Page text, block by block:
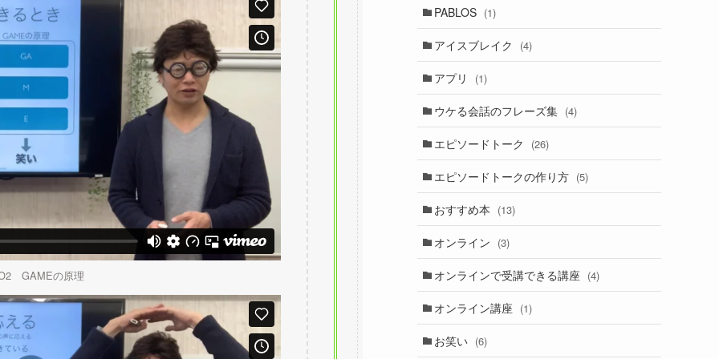
GAMEの原理
PABLOS (1)
アイスブレイク (4)
アプリ (1)
ウケる会話のフレーズ集 (4)
エピソードトーク (26)
エピソードトークの作り方 (5)
おすすめ本 (13)
オンライン (3)
オンラインで受講できる講座 (4)
オンライン講座 (1)
お笑い (6)